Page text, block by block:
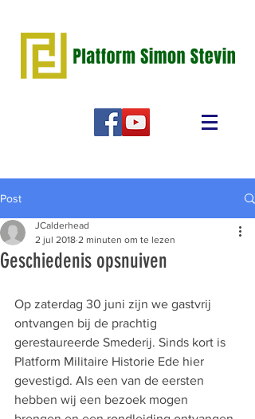
Post
Geschiedenis opsnuiven
JCalderhead
2 jul 2018 2 minuten om te lezen
Op zaterdag 30 juni zijn we gastvrij
ontvangen bij de prachtig
gerestaureerde Smederij. Sinds kort is
Platform Militaire Historie Ede hier
gevestigd. Als een van de eersten
hebben wij een bezoek mogen